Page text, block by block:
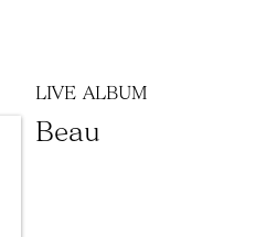
LIVE ALBUM
Beau